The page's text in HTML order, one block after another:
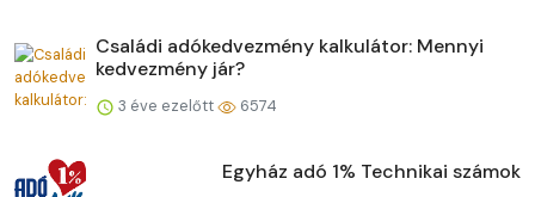
Családi adókedvezmény kalkulátor: Mennyi
kedvezmény jár?
3 éve ezelőtt 6574
Egyház adó 1% Technikai számok